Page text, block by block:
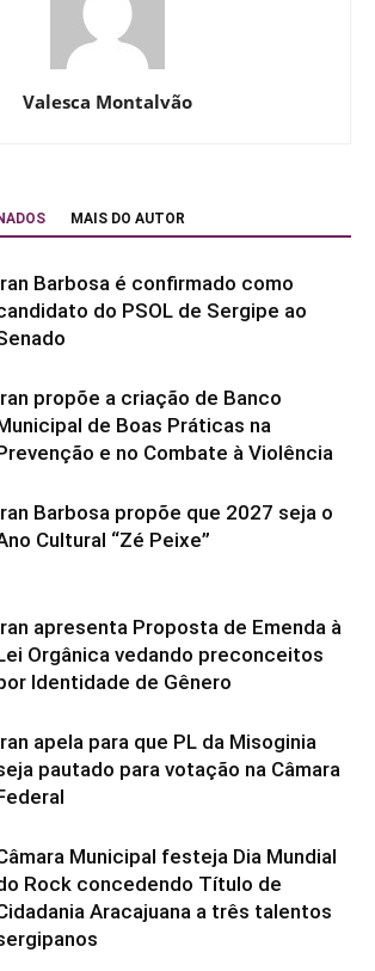
Valesca Montalvão
MAIS DO AUTOR
Barbosa é confirmado como
do PSOL de Sergipe ao
propõe a criação de Banco
de Boas Práticas na
e no Combate à Violência
Barbosa propõe que 2027 seja o
Cultural “Zé Peixe”
apresenta Proposta de Emenda à
Orgânica vedando preconceitos
Identidade de Gênero
apela para que PL da Misoginia
pautado para votação na Câmara
Municipal festeja Dia Mundial
Rock concedendo Título de
Aracajuana a três talentos